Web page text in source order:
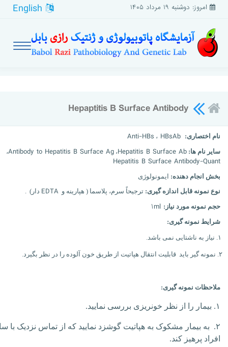
امروز: دوشنبه ۱۹ مرداد ۱۴۰۵
Hepaptitis B Surface Antibody
نام اختصاری: HBsAb ، Anti-HBs
سایر نام ها: Hepatitis B Surface Ab ، Antibody to Hepatitis B Surface Ag،
Hepatitis B Surface Antibody-Quant
بخش انجام دهنده: ایمونولوژی
نوع نمونه قابل اندازه گیری: ترجیحاً سرم، پلاسما ( هپارینه و EDTA دار) .
حجم نمونه مورد نیاز: ۱ml
شرایط نمونه گیری:
ملاحظات نمونه گیری:
۱. بیمار را از نظر خونریزی بررسی نمایید.
۲.
به بیمار مشکوک به هپاتیت گوشزد نمایید که از تماس نزدیک با
افراد پرهیز کند.